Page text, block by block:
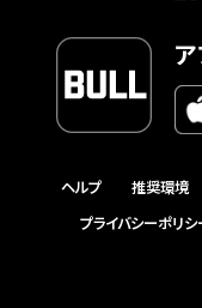
ヘルプ 推奨環境
プライバシーポリ